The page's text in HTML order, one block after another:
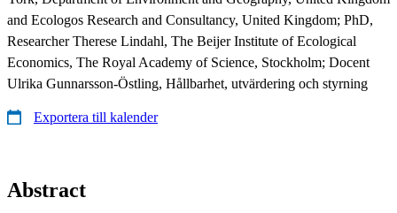
and Ecologos Research and Consultancy, United Kingdom; PhD,
Researcher Therese Lindahl, The Beijer Institute of Ecological
Economics, The Royal Academy of Science, Stockholm; Docent
Ulrika Gunnarsson-Östling, Hållbarhet, utvärdering och styrning
Exportera till kalender
Abstract